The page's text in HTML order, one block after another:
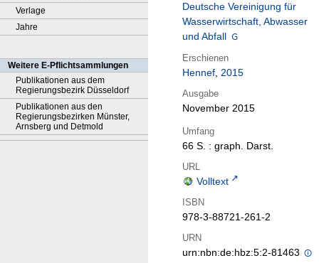
Verlage
Jahre
Weitere E-Pflichtsammlungen
Publikationen aus dem
Regierungsbezirk Düsseldorf
Publikationen aus den
Regierungsbezirken Münster,
Arnsberg und Detmold
Deutsche Vereinigung für
Wasserwirtschaft, Abwasser
und Abfall
Erschienen
Hennef, 2015
Ausgabe
November 2015
Umfang
66 S. : graph. Darst.
URL
Volltext
ISBN
978-3-88721-261-2
URN
urn:nbn:de:hbz:5:2-81463